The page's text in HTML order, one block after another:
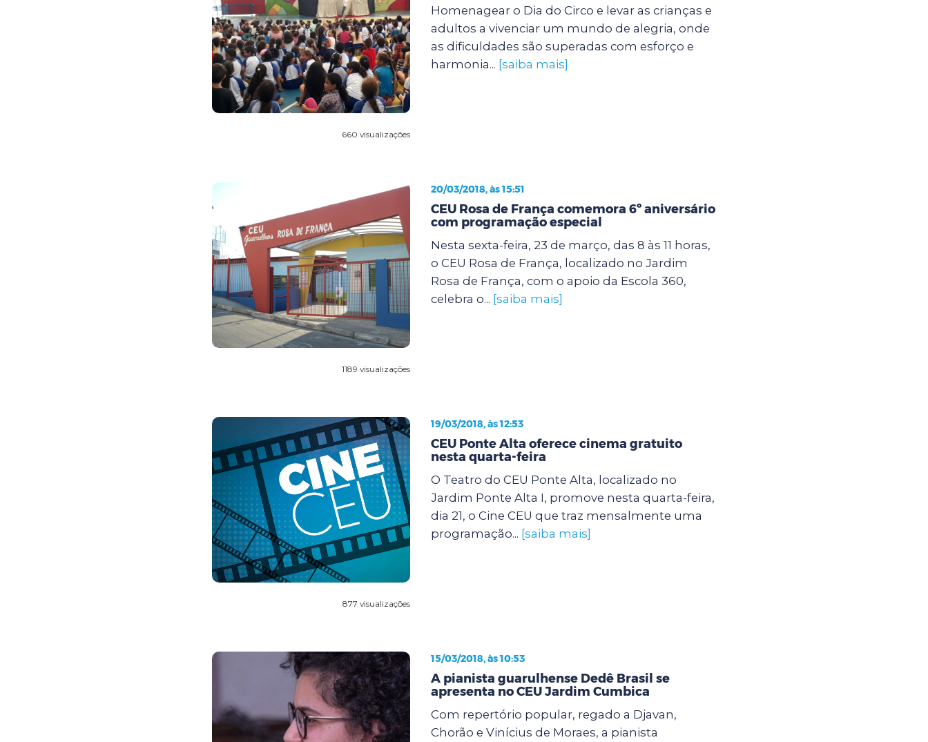
660 visualizações
Homenagear o Dia do Circo e levar as crianças e
adultos a vivenciar um mundo de alegria, onde
as dificuldades são superadas com esforço e
harmonia... [saiba mais]
1189 visualizações
20/03/2018, às 15:51
CEU Rosa de França comemora 6º aniversário
com programação especial
Nesta sexta-feira, 23 de março, das 8 às 11 horas,
o CEU Rosa de França, localizado no Jardim
Rosa de França, com o apoio da Escola 360,
celebra o... [saiba mais]
877 visualizações
19/03/2018, às 12:53
CEU Ponte Alta oferece cinema gratuito
nesta quarta-feira
O Teatro do CEU Ponte Alta, localizado no
Jardim Ponte Alta I, promove nesta quarta-feira,
dia 21, o Cine CEU que traz mensalmente uma
programação... [saiba mais]
15/03/2018, às 10:53
A pianista guarulhense Dedê Brasil se
apresenta no CEU Jardim Cumbica
Com repertório popular, regado a Djavan,
Chorão e Vinícius de Moraes, a pianista